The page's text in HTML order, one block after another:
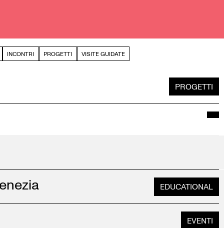
INCONTRI PROGETTI VISITE GUIDATE
PROGETTI
EDUCATIONAL
EVENTI